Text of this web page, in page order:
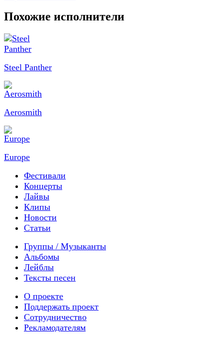
Похожие исполнители
Steel Panther
Aerosmith
Europe
Фестивали
Концерты
Лайвы
Клипы
Новости
Статьи
Группы / Музыканты
Альбомы
Лейблы
Тексты песен
О проекте
Поддержать проект
Сотрудничество
Рекламодателям